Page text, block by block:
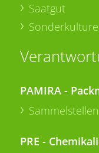
Saatgut
PAMIRA -
PRE -